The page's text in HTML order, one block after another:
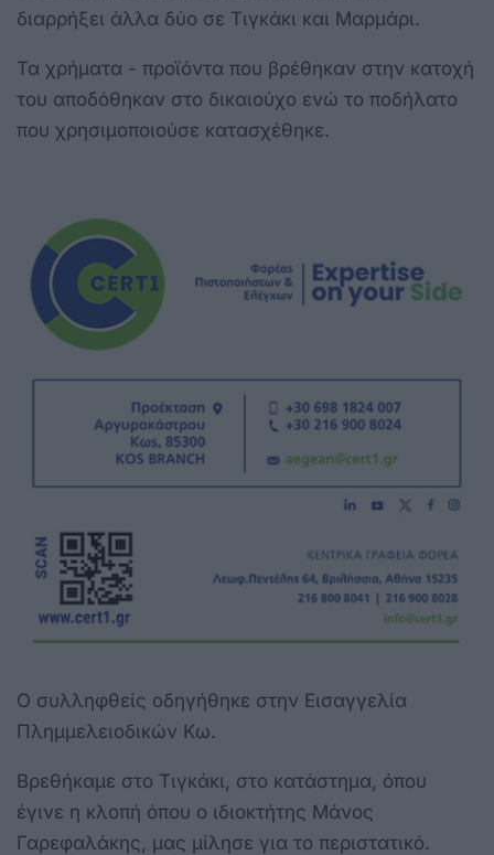
διαρρήξει άλλα δύο σε Τιγκάκι και Μαρμάρι.
Τα χρήματα - προϊόντα που βρέθηκαν στην κατοχή
του αποδόθηκαν στο δικαιούχο ενώ το ποδήλατο
που χρησιμοποιούσε κατασχέθηκε.
Ο συλληφθείς οδηγήθηκε στην Εισαγγελία
Πλημμελειοδικών Κω.
Βρεθήκαμε στο Τιγκάκι, στο κατάστημα, όπου
έγινε η κλοπή όπου ο ιδιοκτήτης Μάνος
Γαρεφαλάκης, μας μίλησε για το περιστατικό.